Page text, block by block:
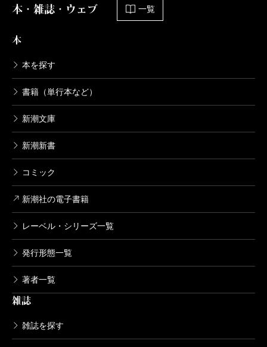
本・雑誌・ウェブ 一覧
本
本を探す
書籍（単行本など）
新潮文庫
新潮新書
コミック
新潮社の電子書籍
レーベル・シリーズ一覧
発行形態一覧
著者一覧
雑誌
雑誌を探す